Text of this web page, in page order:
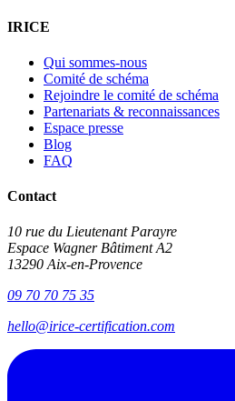
IRICE
Qui sommes-nous
Comité de schéma
Rejoindre le comité de schéma
Partenariats & reconnaissances
Espace presse
Blog
FAQ
Contact
10 rue du Lieutenant Parayre
Espace Wagner Bâtiment A2
13290 Aix-en-Provence
09 70 70 75 35
hello@irice-certification.com